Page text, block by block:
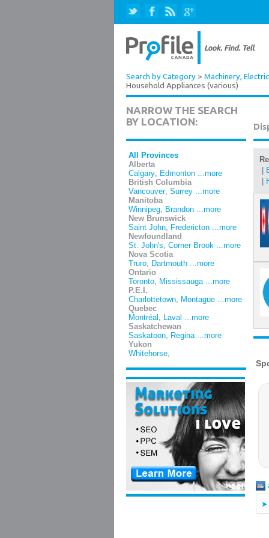
Search by Category > Machinery,
Household Appliances (various)
NARROW THE SEARCH
BY LOCATION:
All Provinces
Alberta
Calgary, Edmonton ...more
British Columbia
Vancouver, Surrey ...more
Manitoba
Winnipeg, Brandon ...more
New Brunswick
Saint John, Fredericton ...more
Newfoundland
St. John's, Corner Brook ...more
Nova Scotia
Truro, Dartmouth ...more
Ontario
Toronto, Mississauga ...more
P.E.I.
Charlottetown, Montague ...more
Quebec
Montréal , Laval ...more
Saskatchewan
Saskatoon, Regina ...more
Yukon
Whitehorse,